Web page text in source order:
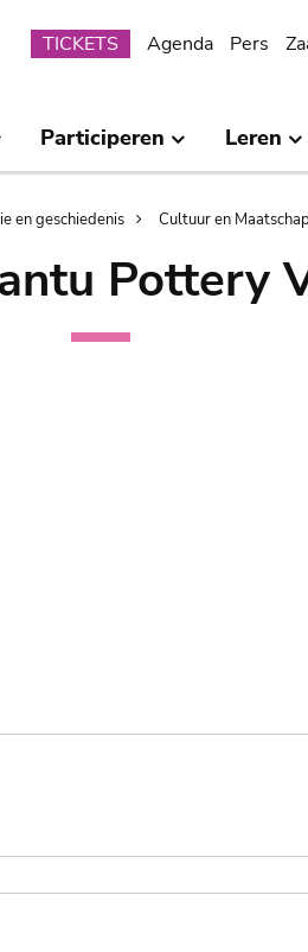
Submenu
TICKETS Agenda Pers
Participeren Leren
en geschiedenis Cultuur en
Pottery